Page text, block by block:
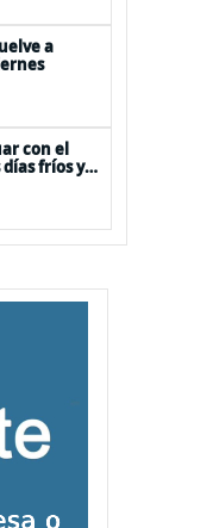
a
con el
fríos y